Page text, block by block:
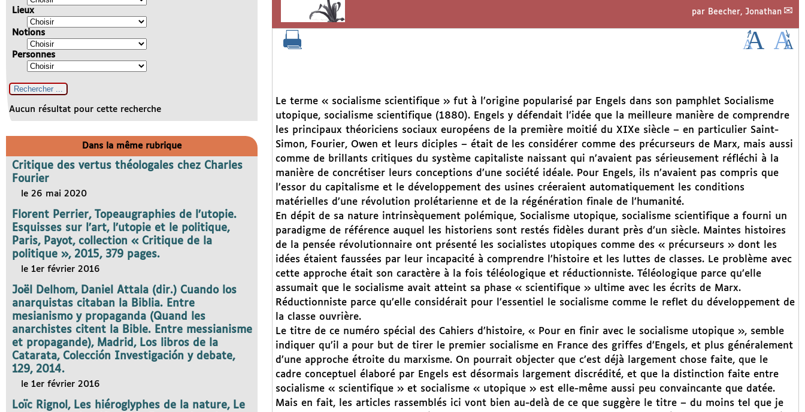
par Beecher, Jonathan
Le terme « socialisme scientifique » fut à l’origine popularisé par Engels dans son pamphlet Socialisme
utopique, socialisme scientifique (1880). Engels y défendait l’idée que la meilleure manière de comprendre
les principaux théoriciens sociaux européens de la première moitié du XIXe siècle – en particulier Saint-
Simon, Fourier, Owen et leurs diciples – était de les considérer comme des précurseurs de Marx, mais aussi
comme de brillants critiques du système capitaliste naissant qui n’avaient pas sérieusement réfléchi à la
manière de concrétiser leurs conceptions d’une société idéale. Pour Engels, ils n’avaient pas compris que
l’essor du capitalisme et le développement des usines créeraient automatiquement les conditions
matérielles d’une révolution prolétarienne et de la régénération finale de l’humanité.
En dépit de sa nature intrinsèquement polémique, Socialisme utopique, socialisme scientifique a fourni un
paradigme de référence auquel les historiens sont restés fidèles durant près d’un siècle. Maintes histoires
de la pensée révolutionnaire ont présenté les socialistes utopiques comme des « précurseurs » dont les
idées étaient faussées par leur incapacité à comprendre l’histoire et les luttes de classes. Le problème avec
cette approche était son caractère à la fois téléologique et réductionniste. Téléologique parce qu’elle
assumait que le socialisme avait atteint sa phase « scientifique » ultime avec les écrits de Marx.
Réductionniste parce qu’elle considérait pour l’essentiel le socialisme comme le reflet du développement de
la classe ouvrière.
Le titre de ce numéro spécial des Cahiers d’histoire, « Pour en finir avec le socialisme utopique », semble
indiquer qu’il a pour but de tirer le premier socialisme en France des griffes d’Engels, et plus généralement
d’une approche étroite du marxisme. On pourrait objecter que c’est déjà largement chose faite, que le
cadre conceptuel élaboré par Engels est désormais largement discrédité, et que la distinction faite entre
socialisme « scientifique » et socialisme « utopique » est elle-même aussi peu convaincante que datée.
Mais en fait, les articles rassemblés ici vont bien au-delà de ce que suggère le titre – du moins tel que je
Lieux
Notions
Personnes
Aucun résultat pour cette recherche
Dans la même rubrique
Critique des vertus théologales chez Charles
Fourier
le 26 mai 2020
Florent Perrier, Topeaugraphies de l’utopie.
Esquisses sur l’art, l’utopie et le politique,
Paris, Payot, collection « Critique de la
politique », 2015, 379 pages.
le 1er février 2016
Joël Delhom, Daniel Attala (dir.) Cuando los
anarquistas citaban la Biblia. Entre
mesianismo y propaganda (Quand les
anarchistes citent la Bible. Entre messianisme
et propagande), Madrid, Los libros de la
Catarata, Colección Investigación y debate,
129, 2014.
le 1er février 2016
Loïc Rignol, Les hiéroglyphes de la nature, Le